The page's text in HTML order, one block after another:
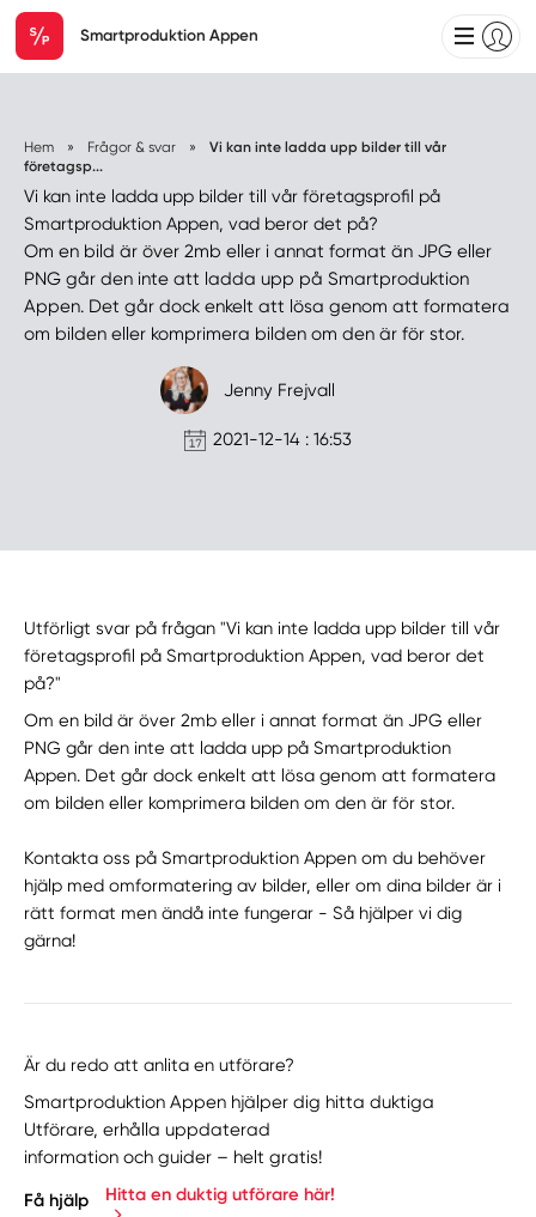
Smartproduktion Appen
Hem » Frågor & svar »
Vi kan inte ladda upp bilder till vår
företagsp...
Vi kan inte ladda upp bilder till vår företagsprofil på
Smartproduktion Appen, vad beror det på?
Om en bild är över 2mb eller i annat format än JPG eller
PNG går den inte att ladda upp på Smartproduktion
Appen. Det går dock enkelt att lösa genom att formatera
om bilden eller komprimera bilden om den är för stor.
Jenny Frejvall
2021-12-14 : 16:53
Utförligt svar på frågan "Vi kan inte ladda upp bilder till vår
företagsprofil på Smartproduktion Appen, vad beror det
på?"
Om en bild är över 2mb eller i annat format än JPG eller
PNG går den inte att ladda upp på Smartproduktion
Appen. Det går dock enkelt att lösa genom att formatera
om bilden eller komprimera bilden om den är för stor.
Kontakta oss på Smartproduktion Appen om du behöver
hjälp med omformatering av bilder, eller om dina bilder är i
rätt format men ändå inte fungerar - Så hjälper vi dig
gärna!
Är du redo att anlita en utförare?
Smartproduktion Appen hjälper dig hitta duktiga
Utförare, erhålla uppdaterad
information och guider – helt gratis!
Få hjälp Hitta en duktig utförare här!